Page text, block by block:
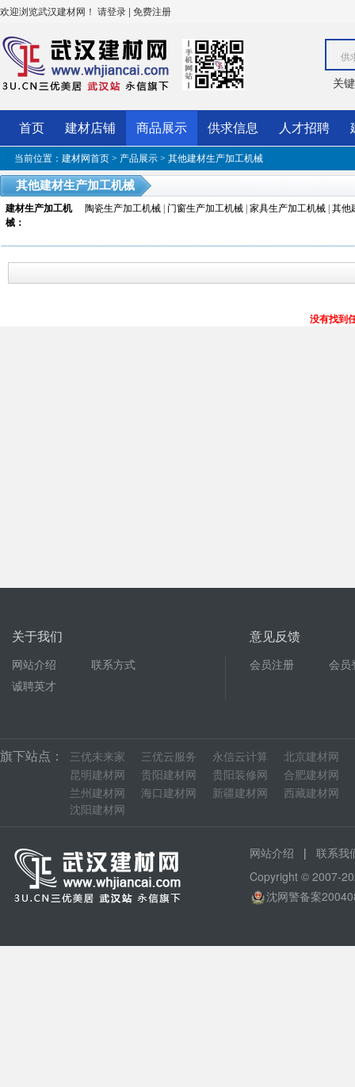
欢迎浏览武汉建材网！ 请登录 | 免费注册
供
关
首页 建材店铺 商品展示 供求信息 人才招聘
当前位置： 建材网首页 > 产品展示 > 其他建材生产加工机械
其他建材生产加工机械
建材生产加工机
械 ：
陶瓷生产加工机械 门窗生产加工机械 家具生产加工机械 其他
没有找到
关于我们
网站介绍
联系方式
诚聘英才
意见反馈
会员注册 会员
旗下站点： 三优未来家 三优云服务 永信云计算 北京建材网
昆明建材网
贵阳建材网 贵阳装修网 合肥建材网
兰州建材网
海口建材网 新疆建材网 西藏建材网
沈阳建材网
网站介绍 | 联系我
Copyright © 2007-
沈网警备案